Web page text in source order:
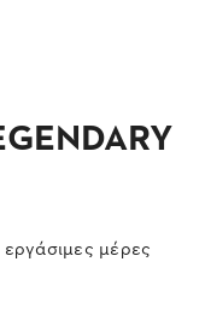
μέρες